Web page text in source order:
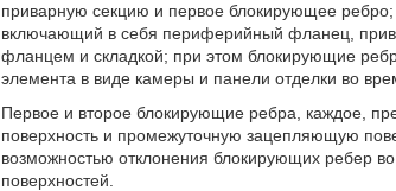
приварную секцию и первое блокирующее
включающий в себя периферийный фланец,
фланцем и складкой; при этом блокирующие
элемента в виде камеры и панели отделки во
Первое и второе блокирующие ребра, каждое,
поверхность и промежуточную зацепляющую
возможностью отклонения блокирующих ребер
поверхностей.